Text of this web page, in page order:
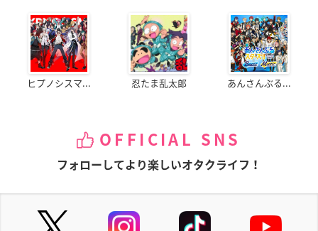
ヒプノシスマ... 忍たま乱太郎 あんさんぶる...
OFFICIAL SNS
フォローしてより楽しいオタクライフ！